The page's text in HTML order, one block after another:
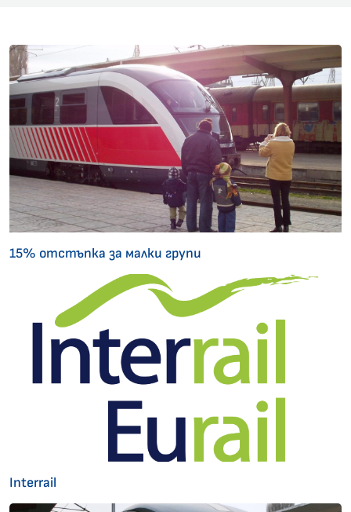
15% отстъпка за малки групи
Interrail